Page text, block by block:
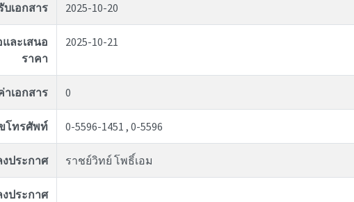
เอกสาร 2025-10-20
ละเสนอ
ราคา
2025-10-21
าเอกสาร 0
โทรศัพท์ 0-5596-1451 , 0-5596
ประกาศ ราชย์วิทย์ โพธิ์เอม
ประกาศ